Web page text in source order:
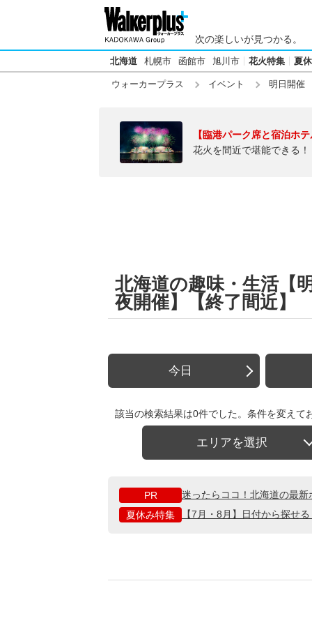
次の楽しいが見つかる。
北海道 札幌市 函館市 旭川市 花火特集 夏
ウォーカープラス イベント 明日開催
【臨港パーク席と宿泊ホ
花火を間近で堪能できる
北海道の趣味・生活【
夜開催】【終了間近】
今日
該当の検索結果は0件でした。条件を変えて
エリアを選択
PR
迷ったらココ！北海道の最
夏休み特集
【7月・8月】日付から探せ